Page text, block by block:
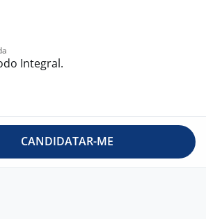
Integral.
CANDIDATAR-ME